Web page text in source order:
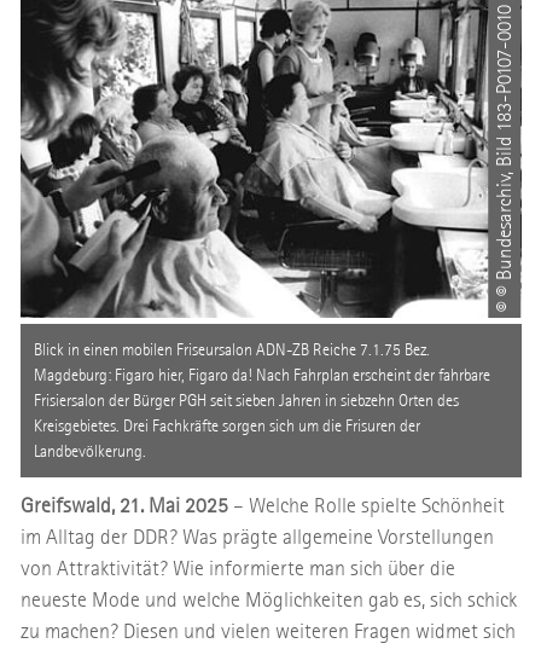
C
Blick in einen mobilen Friseursalon ADN-ZB Reiche 7.1.75 Bez.
Magdeburg: Figaro hier, Figaro da! Nach Fahrplan erscheint der fahrbare
Frisiersalon der Bürger PGH seit sieben Jahren in siebzehn Orten des
Kreisgebietes. Drei Fachkräfte sorgen sich um die Frisuren der
Landbevölkerung.
Greifswald, 21. Mai 2025– Welche Rolle spielte Schönheit
im Alltag der DDR? Was prägte allgemeine Vorstellungen
von Attraktivität? Wie informierte man sich über die
neueste Mode und welche Möglichkeiten gab es, sich schick
zu machen? Diesen und vielen weiteren Fragen widmet sich